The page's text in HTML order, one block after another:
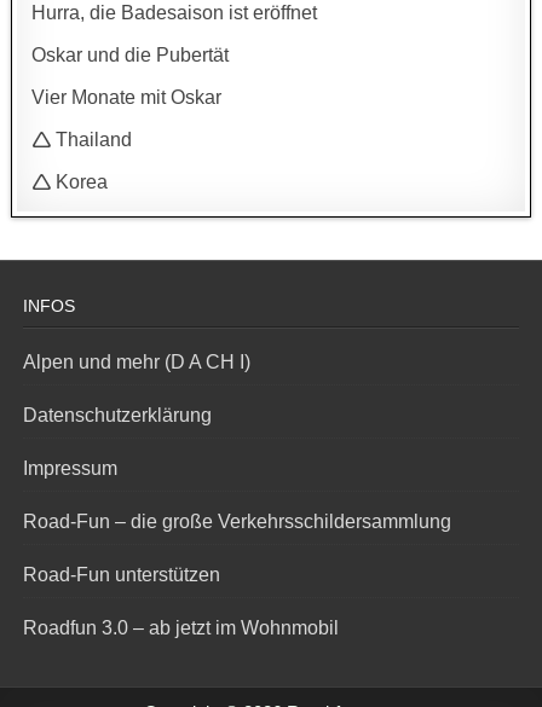
Hurra, die Badesaison ist eröffnet
Oskar und die Pubertät
Vier Monate mit Oskar
🛆 Thailand
🛆 Korea
INFOS
Alpen und mehr (D A CH I)
Datenschutzerklärung
Impressum
Road-Fun – die große Verkehrsschildersammlung
Road-Fun unterstützen
Roadfun 3.0 – ab jetzt im Wohnmobil